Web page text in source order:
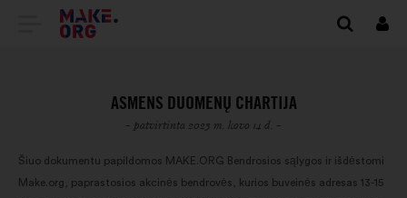
EITI
PAGRINDINĮ
MAKE.ORG
PUSLAPĮ
ASMENS DUOMENŲ CHARTIJA
- patvirtinta 2023 m. kovo 14 d. -
Šiuo dokumentu papildomos MAKE.ORG Bendrosios sąlygos ir išdėstomi
Make.org, paprastosios akcinės bendrovės, kurios buveinės adresas 13-15